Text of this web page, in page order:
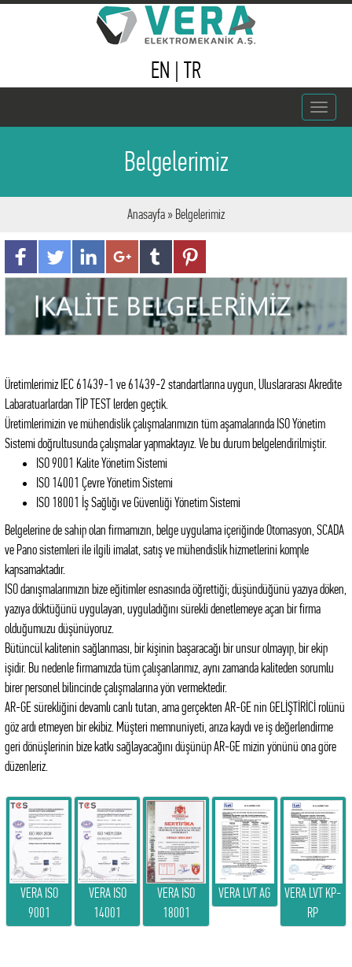
EN | TR
Toggle
Belgelerimiz
Anasayfa » Belgelerimiz
Üretimlerimiz IEC 61439-1 ve 61439-2 standartlarına uygun, Uluslararası Akredite
Labaratuarlardan TİP TEST lerden geçtik.
Üretimlerimizin ve mühendislik çalışmalarımızın tüm aşamalarında ISO Yönetim
Sistemi doğrultusunda çalışmalar yapmaktayız. Ve bu durum belgelendirilmiştir.
ISO 9001 Kalite Yönetim Sistemi
ISO 14001 Çevre Yönetim Sistemi
ISO 18001 İş Sağlığı ve Güvenliği Yönetim Sistemi
Belgelerine de sahip olan firmamızın, belge uygulama içeriğinde Otomasyon, SCADA
ve Pano sistemleri ile ilgili imalat, satış ve mühendislik hizmetlerini komple
kapsamaktadır.
ISO danışmalarımızın bize eğitimler esnasında öğrettiği; düşündüğünü yazıya döken,
yazıya döktüğünü uygulayan, uyguladığını sürekli denetlemeye açan bir firma
olduğumuzu düşünüyoruz.
Bütüncül kalitenin sağlanması, bir kişinin başaracağı bir unsur olmayıp, bir ekip
işidir. Bu nedenle firmamızda tüm çalışanlarımız, aynı zamanda kaliteden sorumlu
birer personel bilincinde çalışmalarına yön vermektedir.
AR-GE sürekliğini devamlı canlı tutan, ama gerçekten AR-GE nin GELİŞTİRİCİ rolünü
göz ardı etmeyen bir ekibiz. Müşteri memnuniyeti, arıza kaydı ve iş değerlendirme
geri dönüşlerinin bize katkı sağlayacağını düşünüp AR-GE mizin yönünü ona göre
düzenleriz.
VERA ISO
9001
VERA ISO
14001
VERA ISO
18001
VERA LVT AG
VERA LVT KP-
RP